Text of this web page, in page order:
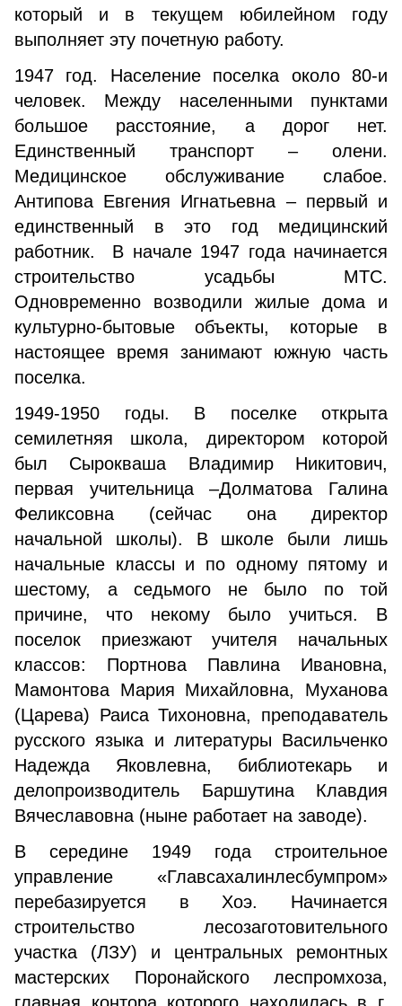
который и в текущем юбилейном году
выполняет эту почетную работу.
1947 год. Население поселка около 80-и
человек. Между населенными пунктами
большое расстояние, а дорог нет.
Единственный транспорт – олени.
Медицинское обслуживание слабое.
Антипова Евгения Игнатьевна – первый и
единственный в это год медицинский
работник. В начале 1947 года начинается
строительство усадьбы МТС.
Одновременно возводили жилые дома и
культурно-бытовые объекты, которые в
настоящее время занимают южную часть
поселка.
1949-1950 годы. В поселке открыта
семилетняя школа, директором которой
был Сырокваша Владимир Никитович,
первая учительница –Долматова Галина
Феликсовна (сейчас она директор
начальной школы). В школе были лишь
начальные классы и по одному пятому и
шестому, а седьмого не было по той
причине, что некому было учиться. В
поселок приезжают учителя начальных
классов: Портнова Павлина Ивановна,
Мамонтова Мария Михайловна, Муханова
(Царева) Раиса Тихоновна, преподаватель
русского языка и литературы Васильченко
Надежда Яковлевна, библиотекарь и
делопроизводитель Баршутина Клавдия
Вячеславовна (ныне работает на заводе).
В середине 1949 года строительное
управление «Главсахалинлесбумпром»
перебазируется в Хоэ. Начинается
строительство лесозаготовительного
участка (ЛЗУ) и центральных ремонтных
мастерских Поронайского леспромхоза,